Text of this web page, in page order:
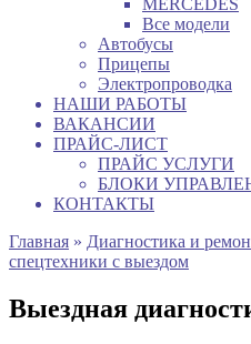
MERCEDES
Все модели
Автобусы
Прицепы
Электропроводка
НАШИ РАБОТЫ
ВАКАНСИИ
ПРАЙС-ЛИСТ
ПРАЙС УСЛУГИ
БЛОКИ
КОНТАКТЫ
Главная » Диагностика и
спецтехники с выездом
Выездная